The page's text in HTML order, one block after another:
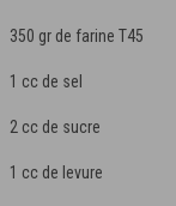
350 gr de farine T45
1 cc de sel
2 cc de sucre
1 cc de levure